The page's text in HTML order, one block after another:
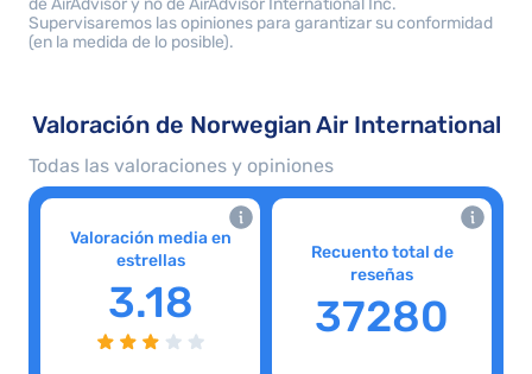
de AirAdvisor y no de AirAdvisor International Inc.
Supervisaremos las opiniones para garantizar su conformidad
(en la medida de lo posible).
Valoración de Norwegian Air International
Todas las valoraciones y opiniones
Valoración media en
estrellas
3.18
Recuento total de
reseñas
37280